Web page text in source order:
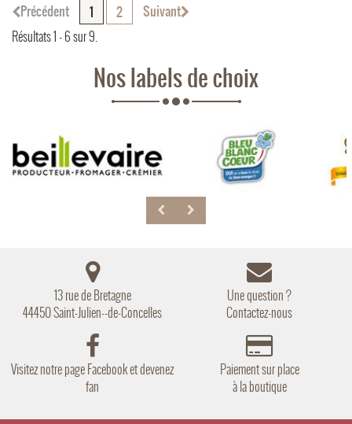
Précédent 1 2 Suivant
Résultats 1 - 6 sur 9.
Nos labels de choix
13 rue de Bretagne
44450 Saint-Julien--de-Concelles
Une question ?
Contactez-nous
Visitez notre page Facebook et devenez
fan
Paiement sur place
à la boutique